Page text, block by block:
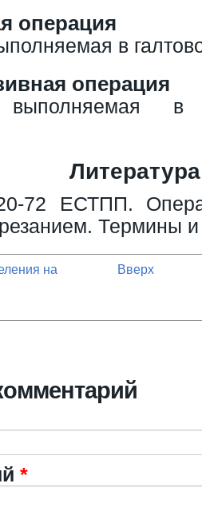
операция
в
операция
в
Литература
72 ЕСТПП.
Термины
на
Вверх
*